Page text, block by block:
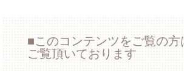
このコンテンツをご覧の方
ご覧頂いております